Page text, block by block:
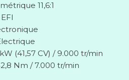
11,6:1
(41,57 CV) / 9.000 tr/min
Nm / 7.000 tr/min